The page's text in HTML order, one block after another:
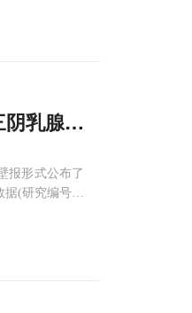
乳腺癌的临床研究
报形式公布了
据(研究编号：